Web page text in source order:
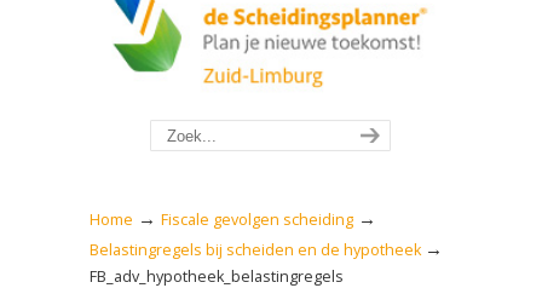
Home → Fiscale gevolgen scheiding →
Belastingregels bij scheiden en de hypotheek →
FB_adv_hypotheek_belastingregels